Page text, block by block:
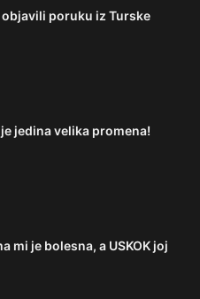
objavili poruku iz Turske
jedina velika promena!
mi je bolesna, a USKOK joj